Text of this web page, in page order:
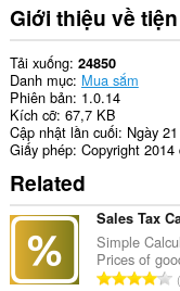
rộng
này
có
thể
truy
cập
tab
và
hoạt
động
duyệt
web
của
bạn.
Giới thiệu về
Tải xuống 24850
Danh mục Mua sắm
Phiên bản 1.0.14
Kích cỡ 67,7 KB
Cập nhật lần cuối Ngày
Giấy phép Copyright 2014
Related
Sales Tax
Simple
Prices of
T